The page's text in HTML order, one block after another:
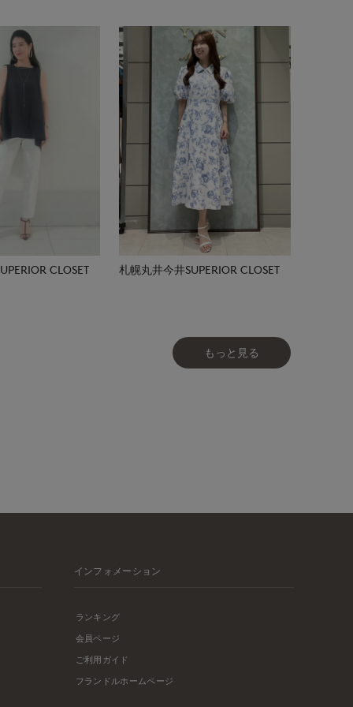
CLOSET 札幌丸井今井SUPERIOR CLOSET
もっと見る
インフォメーション
ランキング
会員ページ
ご利用ガイド
フランドルホームページ